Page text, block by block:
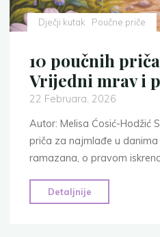
Dječji kutak Poučne priče
10 poučnih
Vrijedni mrav i
22 Februara, 2026
Autor: Melisa Ćosić-Hodžić
priča za najmlađe u
ramazana, o pravom
Detaljnije
poučnih